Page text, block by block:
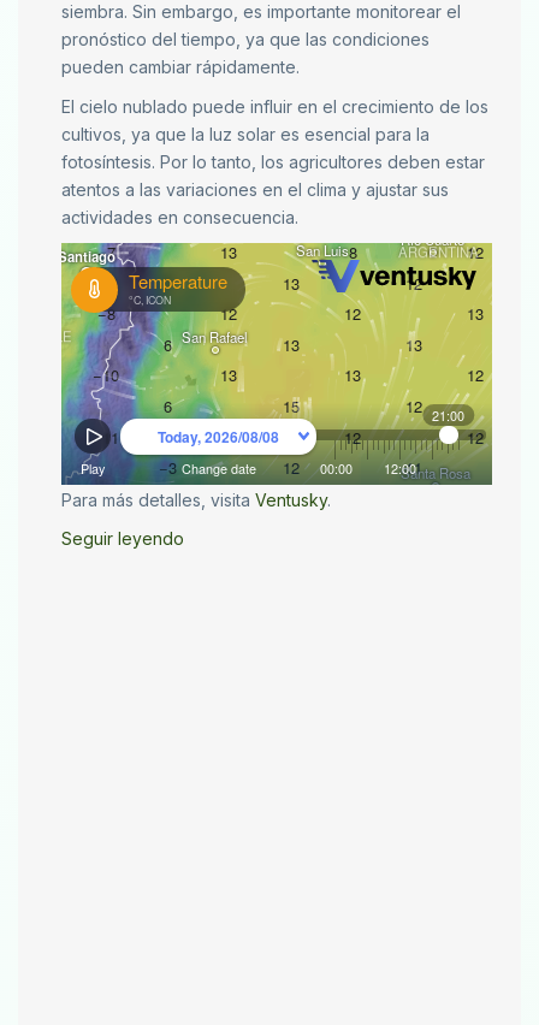
siembra. Sin embargo, es importante monitorear el
pronóstico del tiempo, ya que las condiciones
pueden cambiar rápidamente.
El cielo nublado puede influir en el crecimiento de los
cultivos, ya que la luz solar es esencial para la
fotosíntesis. Por lo tanto, los agricultores deben estar
atentos a las variaciones en el clima y ajustar sus
actividades en consecuencia.
Para más detalles, visita Ventusky.
Seguir leyendo